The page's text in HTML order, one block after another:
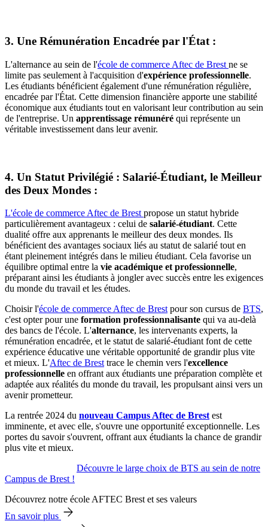
3. Une Rémunération Encadrée par l'État :
L'alternance au sein de l'école de commerce Aftec de Brest ne se
limite pas seulement à l'acquisition d'expérience professionnelle.
Les étudiants bénéficient également d'une rémunération régulière,
encadrée par l'État. Cette dimension financière apporte une stabilité
économique aux étudiants tout en valorisant leur contribution au sein
de l'entreprise. Un apprentissage rémunéré qui représente un
véritable investissement dans leur avenir.
4. Un Statut Privilégié : Salarié-Étudiant, le Meilleur
des Deux Mondes :
L'école de commerce Aftec de Brest propose un statut hybride
particulièrement avantageux : celui de salarié-étudiant. Cette
dualité offre aux apprenants le meilleur des deux mondes. Ils
bénéficient des avantages sociaux liés au statut de salarié tout en
étant pleinement intégrés dans le milieu étudiant. Cela favorise un
équilibre optimal entre la vie académique et professionnelle,
préparant ainsi les étudiants à jongler avec succès entre les exigences
du monde du travail et les études.
Choisir l'école de commerce Aftec de Brest pour son cursus de BTS,
c'est opter pour une formation professionnalisante qui va au-delà
des bancs de l'école. L'alternance, les intervenants experts, la
rémunération encadrée, et le statut de salarié-étudiant font de cette
expérience éducative une véritable opportunité de grandir plus vite
et mieux. L'Aftec de Brest trace le chemin vers l'excellence
professionnelle en offrant aux étudiants une préparation complète et
adaptée aux réalités du monde du travail, les propulsant ainsi vers un
avenir prometteur.
La rentrée 2024 du nouveau Campus Aftec de Brest est
imminente, et avec elle, s'ouvre une opportunité exceptionnelle. Les
portes du savoir s'ouvrent, offrant aux étudiants la chance de grandir
plus vite et mieux.
Découvre le large choix de BTS au sein de notre
Campus de Brest !
Découvrez notre école AFTEC Brest et ses valeurs
En savoir plus